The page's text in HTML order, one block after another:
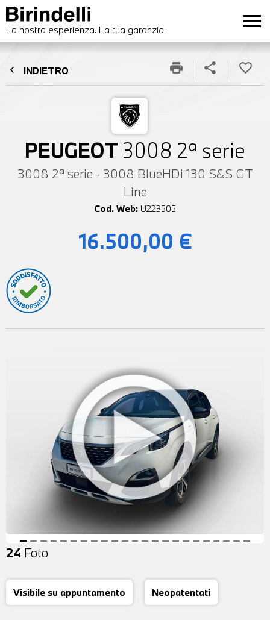
La nostra esperienza. La tua garanzia. menu
chevron_left INDIETRO
PEUGEOT 3008 2ª serie
3008 2ª serie - 3008 BlueHDi 130 S&S GT
Line
Cod. Web: U223505
print share favorite_border
16.500,00 €
24 Foto
Visibile su appuntamento Neopatentati